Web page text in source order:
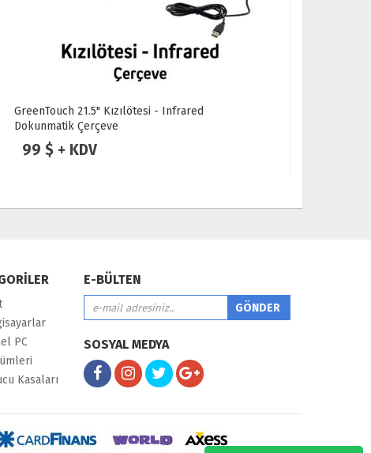
GreenTouch 43" Kızılötesi - Infrared Dokunmatik
Çerçeve
225 $ + KDV
PC
Kasaları
E-BÜLTEN
SOSYAL MEDYA